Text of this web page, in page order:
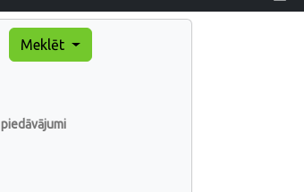
Meklēt